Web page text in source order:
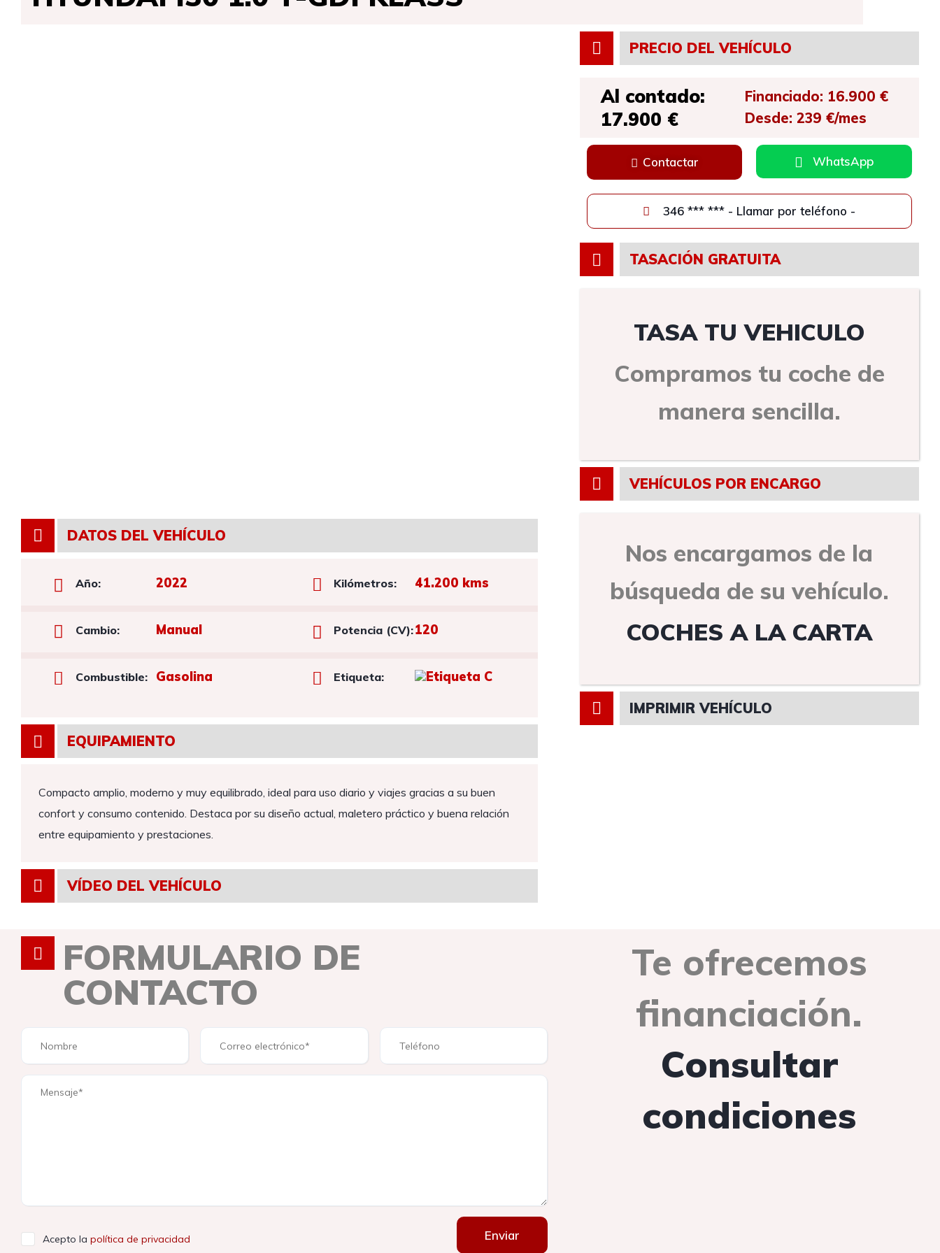
DATOS DEL VEHÍCULO
Año: 2022 Kilómetros: 41.200 kms
Cambio: Manual Potencia (CV):120
Combustible: Gasolina Etiqueta:
EQUIPAMIENTO
Compacto amplio, moderno y muy equilibrado, ideal para uso diario y viajes gracias a su buen
confort y consumo contenido. Destaca por su diseño actual, maletero práctico y buena relación
entre equipamiento y prestaciones.
VÍDEO DEL VEHÍCULO
PRECIO DEL VEHÍCULO
Al contado:
17.900 €
Financiado: 16.900 €
Desde: 239 €/mes
Contactar WhatsApp
346 *** *** - Llamar por teléfono -
TASACIÓN GRATUITA
TASA TU VEHICULO
Compramos tu coche de
manera sencilla.
VEHÍCULOS POR ENCARGO
Nos encargamos de la
búsqueda de su vehículo.
COCHES A LA CARTA
IMPRIMIR VEHÍCULO
FORMULARIO DE
CONTACTO
Acepto la política de privacidad Enviar
Te ofrecemos
financiación.
Consultar
condiciones